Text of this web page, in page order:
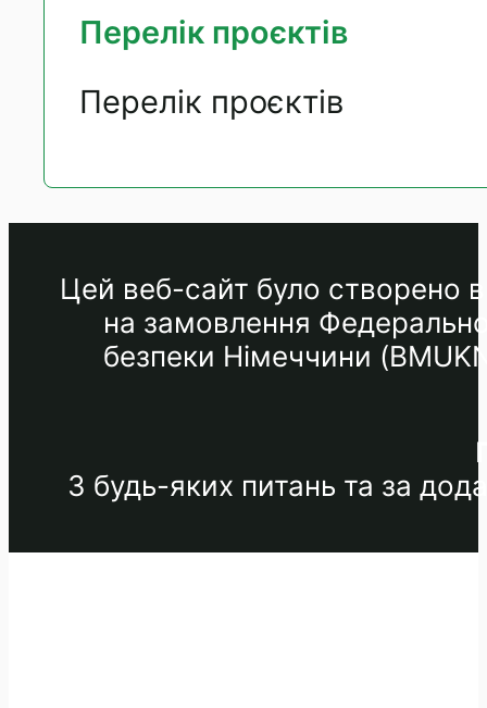
Перелік проєктів
Перелік проєктів
Цей веб-сайт було створено
на замовлення
безпеки Німеччини
З будь-яких питань та за